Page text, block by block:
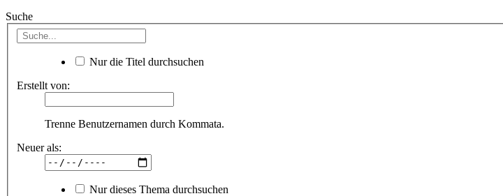
Suche
Nur die Titel durchsuchen
Erstellt von:
Trenne Benutzernamen durch Kommata.
Neuer als:
Nur dieses Thema durchsuchen